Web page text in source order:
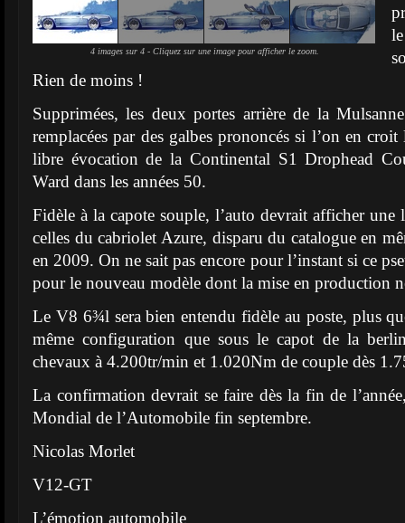
4 images sur 4 - Cliquez sur une image pour afficher le zoom.
Rien de moins !
Supprimées, les deux portes arrière de la
remplacées par des galbes prononcés si l’on en croit
libre évocation de la Continental S1 Drophead
Ward dans les années 50.
Fidèle à la capote souple, l’auto devrait afficher une
celles du cabriolet Azure, disparu du catalogue en
en 2009. On ne sait pas encore pour l’instant si ce
pour le nouveau modèle dont la mise en production
Le V8 6¾l sera bien entendu fidèle au poste, plus
même configuration que sous le capot de la
chevaux à 4.200tr/min et 1.020Nm de couple dès
La confirmation devrait se faire dès la fin de
Mondial de l’Automobile fin septembre.
Nicolas Morlet
V12-GT
L’émotion automobile